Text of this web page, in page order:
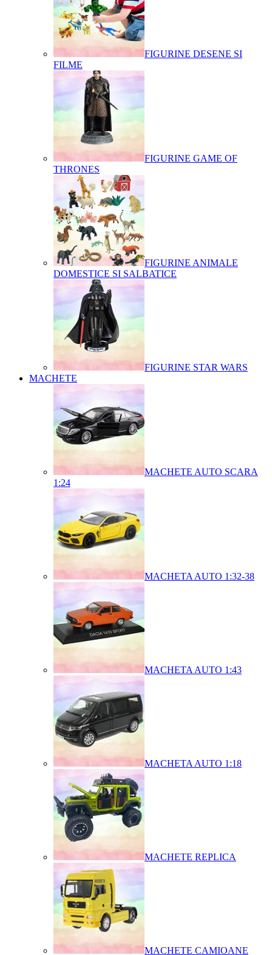
FIGURINE DESENE SI
FILME
FIGURINE GAME OF
THRONES
FIGURINE ANIMALE
DOMESTICE SI SALBATICE
FIGURINE STAR WARS
MACHETE
MACHETE AUTO SCARA
1:24
MACHETA AUTO 1:32-38
MACHETA AUTO 1:43
MACHETA AUTO 1:18
MACHETE REPLICA
MACHETE CAMIOANE